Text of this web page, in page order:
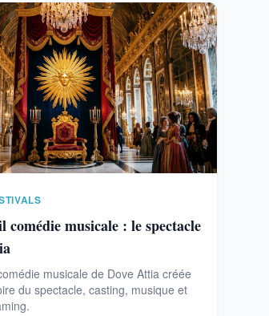
comédie musicale : le spectacle
musicale de Dove Attia créée
du spectacle, casting, musique et